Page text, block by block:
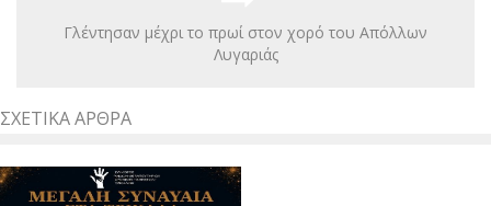
Γλέντησαν μέχρι το πρωί στον χορό του Απόλλων
Λυγαριάς
ΣΧΕΤΙΚΆ ΆΡΘΡΑ